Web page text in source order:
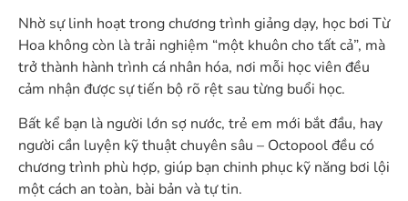
Nhờ sự linh hoạt trong chương trình giảng dạy, học bơi Từ
Hoa không còn là trải nghiệm “một khuôn cho tất cả”, mà
trở thành hành trình cá nhân hóa, nơi mỗi học viên đều
cảm nhận được sự tiến bộ rõ rệt sau từng buổi học.
Bất kể bạn là người lớn sợ nước, trẻ em mới bắt đầu, hay
người cần luyện kỹ thuật chuyên sâu – Octopool đều có
chương trình phù hợp, giúp bạn chinh phục kỹ năng bơi lội
một cách an toàn, bài bản và tự tin.